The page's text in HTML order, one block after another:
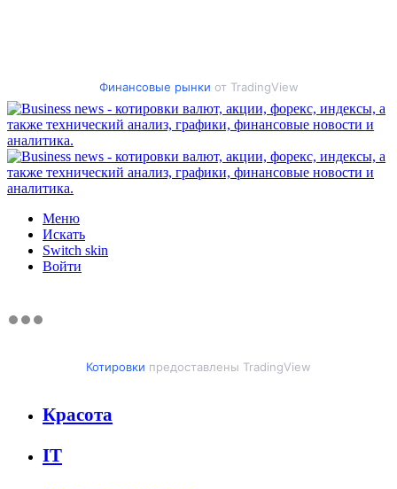
Финансовые рынки от TradingView
Меню
Искать
Switch skin
Войти
Котировки предоставлены TradingView
Красота
IT